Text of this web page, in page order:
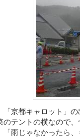
「京都キャロット」の
のテントの横なので
「雨じゃなかったら、